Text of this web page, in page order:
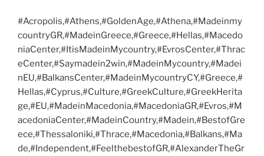
#Acropolis,#Athens,#GoldenAge,#Athena,#Madeinmy
countryGR,#MadeinGreece,#Greece,#Hellas,#Macedo
niaCenter,#ItisMadeinMycountry,#EvrosCenter,#Thrac
eCenter,#Saymadein2win,#MadeinMycountry,#Madei
nEU,#BalkansCenter,#MadeinMycountryCY,#Greece,#
Hellas,#Cyprus,#Culture,#GreekCulture,#GreekHerita
ge,#EU,#MadeinMacedonia,#MacedoniaGR,#Evros,#M
acedoniaCenter,#MadeinCountry,#Madein,#BestofGre
ece,#Thessaloniki,#Thrace,#Macedonia,#Balkans,#Ma
de,#Independent,#FeelthebestofGR,#AlexanderTheGr